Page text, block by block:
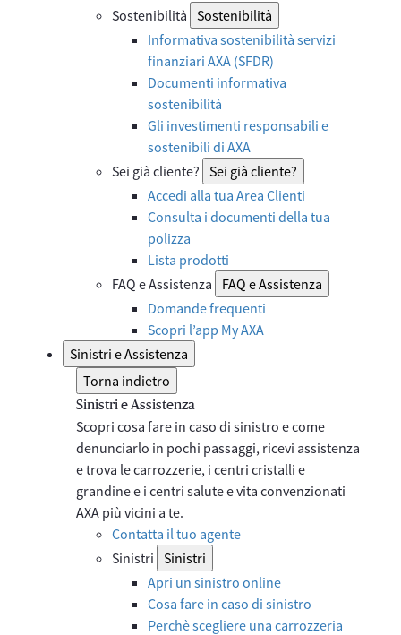
Sostenibilità Sostenibilità
Informativa sostenibilità servizi
finanziari AXA (SFDR)
Documenti informativa
sostenibilità
Gli investimenti responsabili e
sostenibili di AXA
Sei già cliente? Sei già cliente?
Accedi alla tua Area Clienti
Consulta i documenti della tua
polizza
Lista prodotti
FAQ e Assistenza
FAQ e Assistenza
Domande frequenti
Scopri l’app My AXA
Sinistri e Assistenza
Torna indietro
Sinistri e Assistenza
Scopri cosa fare in caso di sinistro e come
denunciarlo in pochi passaggi, ricevi assistenza
e trova le carrozzerie, i centri cristalli e
grandine e i centri salute e vita convenzionati
AXA più vicini a te.
Contatta il tuo agente
Sinistri Sinistri
Apri un sinistro online
Cosa fare in caso di sinistro
Perchè scegliere una carrozzeria